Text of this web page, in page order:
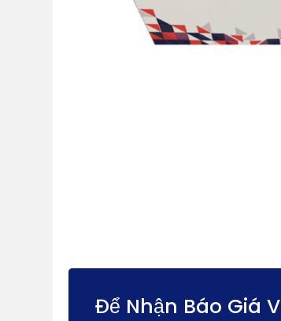
Để Nhận Báo Giá